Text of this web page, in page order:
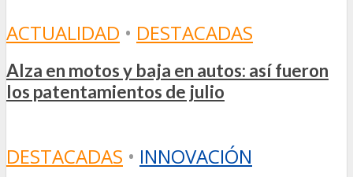
ACTUALIDAD • DESTACADAS
Alza en motos y baja en autos: así fueron
los patentamientos de julio
DESTACADAS • INNOVACIÓN